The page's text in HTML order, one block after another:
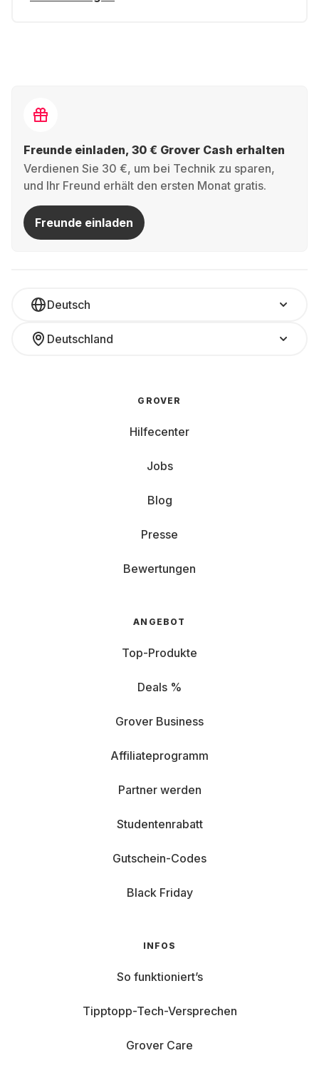
Freunde einladen, 30 € Grover Cash erhalten
Verdienen Sie 30 €, um bei Technik zu sparen,
und Ihr Freund erhält den ersten Monat gratis.
Freunde einladen
Deutsch
Deutschland
GROVER
Hilfecenter
Jobs
Blog
Presse
Bewertungen
ANGEBOT
Top-Produkte
Deals %
Grover Business
Affiliateprogramm
Partner werden
Studentenrabatt
Gutschein-Codes
Black Friday
INFOS
So funktioniert’s
Tipptopp-Tech-Versprechen
Grover Care